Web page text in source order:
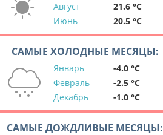
Август
21.6 °C
Июнь
20.5 °C
САМЫЕ ХОЛОДНЫЕ МЕСЯЦЫ:
Январь
-4.0 °C
Февраль
-2.5 °C
Декабрь
-1.0 °C
САМЫЕ ДОЖДЛИВЫЕ МЕСЯЦЫ: